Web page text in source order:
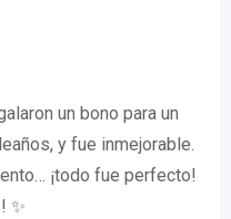
un bono para un
y fue inmejorable.
¡todo fue perfecto!
✨️